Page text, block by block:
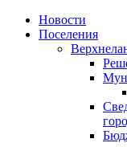
Skip
Новости
Поселения